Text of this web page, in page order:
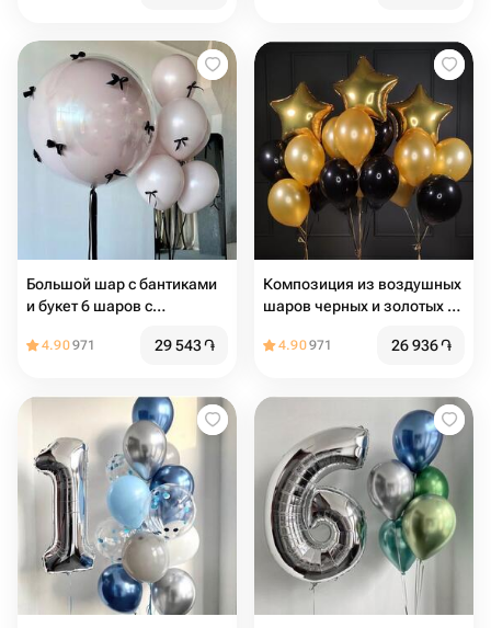
Большой шар с бантиками
и букет 6 шаров с
4.90971 29 543֏
Композиция из воздушных
шаров черных и золотых со
4.90971 26 936֏